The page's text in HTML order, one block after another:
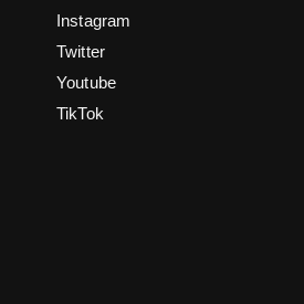
Instagram
Twitter
Youtube
TikTok